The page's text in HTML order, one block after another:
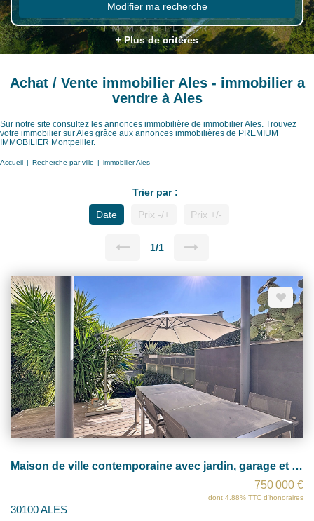
Modifier ma recherche
+ Plus de critères
Achat / Vente immobilier Ales - immobilier a
vendre à Ales
Sur notre site consultez les annonces immobilière de immobilier Ales. Trouvez
votre immobilier sur Ales grâce aux annonces immobilières de PREMIUM
IMMOBILIER Montpellier.
Accueil Recherche par ville immobilier Ales
Trier par :
Date
Prix -/+ Prix +/-
1/1
Maison de ville contemporaine avec jardin, garage et roof top au Coeur d'Alès
750 000 €
dont 4.88% TTC d'honoraires
30100 ALES